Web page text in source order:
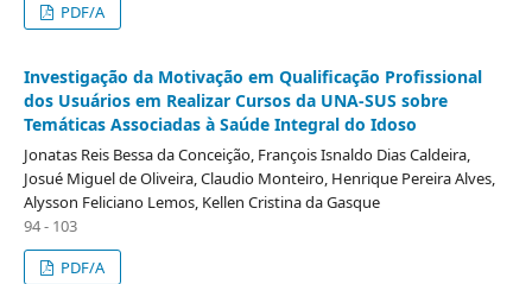
PDF/A
Investigação da Motivação em Qualificação Profissional
dos Usuários em Realizar Cursos da UNA-SUS sobre
Temáticas Associadas à Saúde Integral do Idoso
Jonatas Reis Bessa da Conceição, François Isnaldo Dias Caldeira,
Josué Miguel de Oliveira, Claudio Monteiro, Henrique Pereira Alves,
Alysson Feliciano Lemos, Kellen Cristina da Gasque
94 - 103
PDF/A